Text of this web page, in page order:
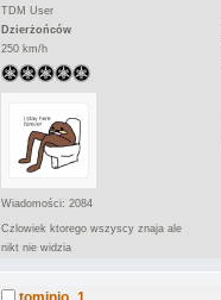
TDM User
Dzierżońców
250 km/h
Wiadomości: 2084
Czlowiek ktorego wszyscy znaja ale
nikt nie widzia